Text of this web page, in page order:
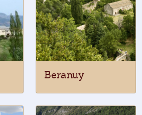
Beranuy